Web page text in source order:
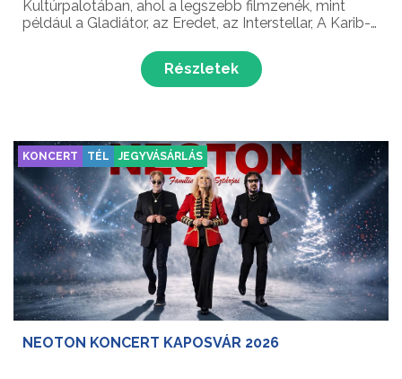
Kultúrpalotában, ahol a legszebb filmzenék, mint
például a Gladiátor, az Eredet, az Interstellar, A Karib-
varázslatos gyertyafényes koncert keretében csen...
Részletek
KONCERT TÉL JEGYVÁSÁRLÁS
NEOTON KONCERT KAPOSVÁR 2026